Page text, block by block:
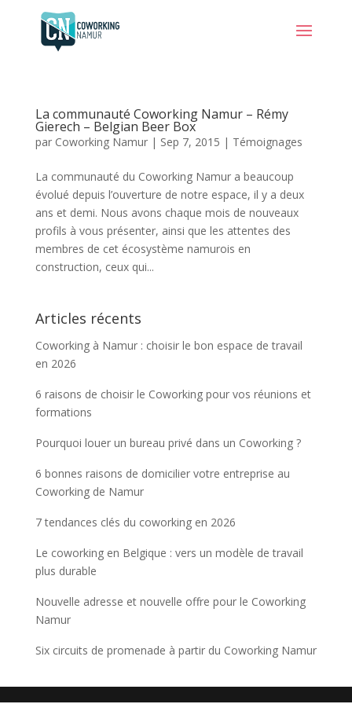
La communauté Coworking Namur – Rémy
Gierech – Belgian Beer Box
par Coworking Namur| Sep 7, 2015 | Témoignages
La communauté du Coworking Namur a beaucoup
évolué depuis l’ouverture de notre espace, il y a deux
ans et demi. Nous avons chaque mois de nouveaux
profils à vous présenter, ainsi que les attentes des
membres de cet écosystème namurois en
construction, ceux qui...
Articles récents
Coworking à Namur : choisir le bon espace de travail
en 2026
6 raisons de choisir le Coworking pour vos réunions et
formations
Pourquoi louer un bureau privé dans un Coworking ?
6 bonnes raisons de domicilier votre entreprise au
Coworking de Namur
7 tendances clés du coworking en 2026
Le coworking en Belgique : vers un modèle de travail
plus durable
Nouvelle adresse et nouvelle offre pour le Coworking
Namur
Six circuits de promenade à partir du Coworking Namur